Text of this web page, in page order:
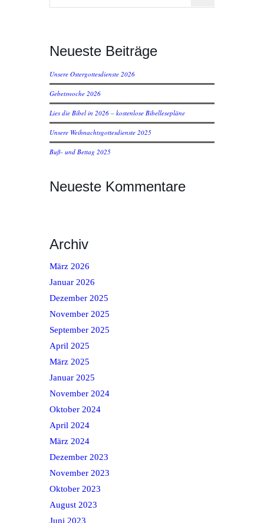
Neueste Beiträge
Unsere Ostergottesdienste 2026
Gebetswoche 2026
Lies die Bibel in 2026 – kostenlose Bibellesepläne
Unsere Weihnachtsgottesdienste 2025
Buß- und Bettag 2025
Neueste Kommentare
Archiv
März 2026
Januar 2026
Dezember 2025
November 2025
September 2025
April 2025
März 2025
Januar 2025
November 2024
Oktober 2024
April 2024
März 2024
Dezember 2023
November 2023
Oktober 2023
August 2023
Juni 2023